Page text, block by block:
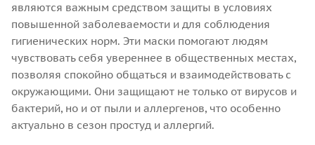
являются важным средством защиты в условиях
повышенной заболеваемости и для соблюдения
гигиенических норм. Эти маски помогают людям
чувствовать себя увереннее в общественных местах,
позволяя спокойно общаться и взаимодействовать с
окружающими. Они защищают не только от вирусов и
бактерий, но и от пыли и аллергенов, что особенно
актуально в сезон простуд и аллергий.